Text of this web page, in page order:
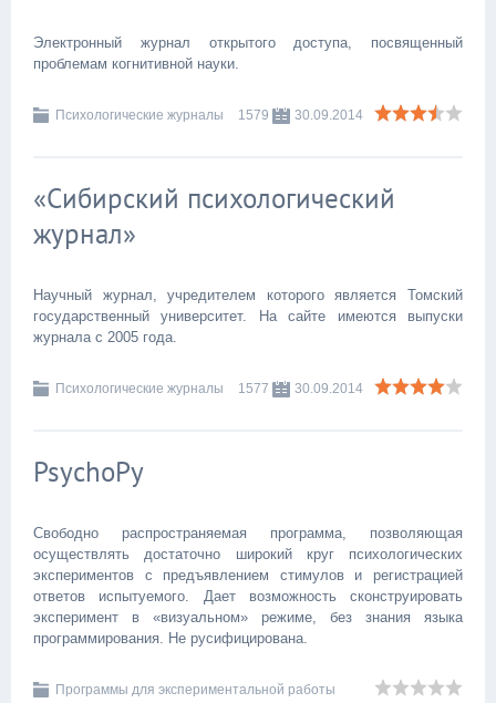
Электронный журнал открытого доступа, посвященный
проблемам когнитивной науки.
Психологические журналы 1579 30.09.2014
«Сибирский психологический
журнал»
Научный журнал, учредителем которого является Томский
государственный университет. На сайте имеются выпуски
журнала с 2005 года.
Психологические журналы 1577 30.09.2014
PsychoPy
Свободно распространяемая программа, позволяющая
осуществлять достаточно широкий круг психологических
экспериментов с предъявлением стимулов и регистрацией
ответов испытуемого. Дает возможность сконструировать
эксперимент в «визуальном» режиме, без знания языка
программирования. Не русифицирована.
Программы для экспериментальной работы